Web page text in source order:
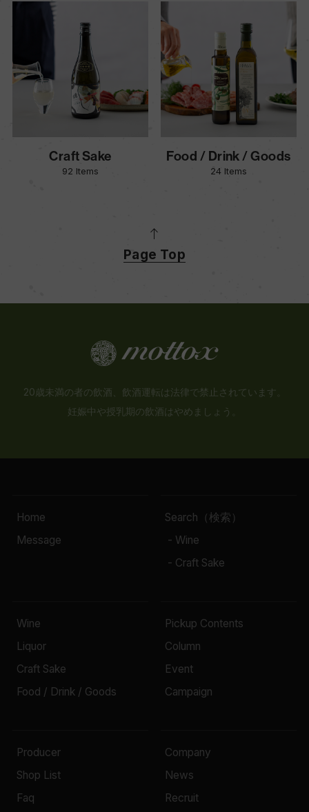
Craft Sake
92 Items
Food / Drink / Goods
24 Items
Page Top
20歳未満の者の飲酒、飲酒運転は法律で禁止されています。
妊娠中や授乳期の飲酒はやめましょう。
Home
Message
Search（検索）
- Wine
- Craft Sake
Wine
Liquor
Craft Sake
Food / Drink / Goods
Pickup Contents
Column
Event
Campaign
Producer
Shop List
Faq
Company
News
Recruit